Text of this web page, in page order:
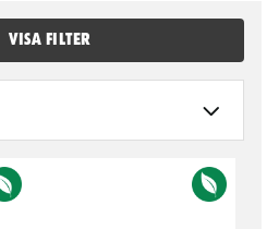
VISA FILTER